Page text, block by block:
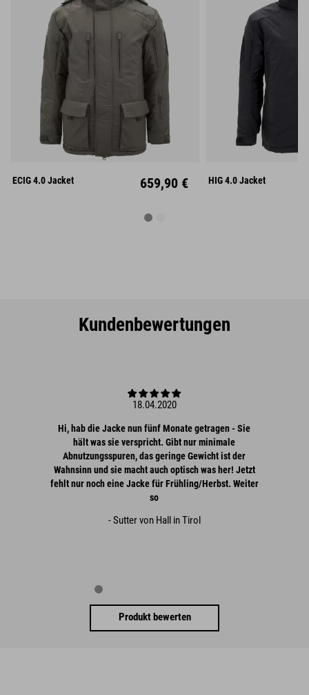
L
XL
ECIG 4.0 Jacket 659,90 € XL
HIG 4.0 Jacket
Kundenbewertungen
18.04.2020
Hi, hab die Jacke nun fünf Monate getragen - Sie
hält was sie verspricht. Gibt nur minimale
Abnutzungsspuren, das geringe Gewicht ist der
Wahnsinn und sie macht auch optisch was her! Jetzt
fehlt nur noch eine Jacke für Frühling/Herbst. Weiter
so
- Sutter von Hall in Tirol
Produkt bewerten